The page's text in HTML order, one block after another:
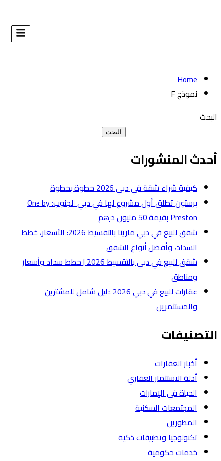
برستون تطلق أول مشروع لها في دبي الجنوب: One by
شقق للبيع في دبي مارينا بالتقسيط 2026: الأسعار، خطط
شقق للبيع في دبي بالتقسيط 2026 | خطط سداد وأسعار
عقارات للبيع في دبي 2026 دليل شامل للمشترين